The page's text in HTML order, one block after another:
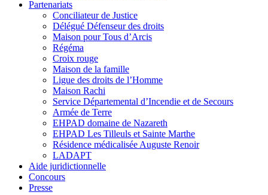
Partenariats
Conciliateur de Justice
Délégué Défenseur des droits
Maison pour Tous d’Arcis
Régéma
Croix rouge
Maison de la famille
Ligue des droits de l’Homme
Maison Rachi
Service Départemental d’Incendie et de Secours
Armée de Terre
EHPAD domaine de Nazareth
EHPAD Les Tilleuls et Sainte Marthe
Résidence médicalisée Auguste Renoir
LADAPT
Aide juridictionnelle
Concours
Presse